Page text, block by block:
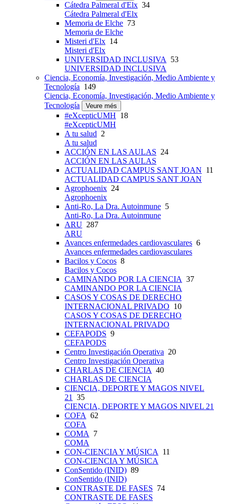
Cátedra Palmeral d'Elx 34
Cátedra Palmeral d'Elx
Memoria de Elche 73
Memoria de Elche
Misteri d'Elx 14
Misteri d'Elx
UNIVERSIDAD INCLUSIVA 53
UNIVERSIDAD INCLUSIVA
Ciencia, Economía, Investigación, Medio Ambiente y
Tecnología 149
Ciencia, Economía, Investigación, Medio Ambiente y
Tecnología
Veure més
#eXcepticUMH 18
#eXcepticUMH
A tu salud 2
A tu salud
ACCIÓN EN LAS AULAS 24
ACCIÓN EN LAS AULAS
ACTUALIDAD CAMPUS SANT JOAN 11
ACTUALIDAD CAMPUS SANT JOAN
Agrophoenix 24
Agrophoenix
Anti-Ro, La Dra. Autoinmune 5
Anti-Ro, La Dra. Autoinmune
ARU 287
ARU
Avances enfermedades cardiovasculares 6
Avances enfermedades cardiovasculares
Bacilos y Cocos 8
Bacilos y Cocos
CAMINANDO POR LA CIENCIA 37
CAMINANDO POR LA CIENCIA
CASOS Y COSAS DE DERECHO
INTERNACIONAL PRIVADO 10
CASOS Y COSAS DE DERECHO
INTERNACIONAL PRIVADO
CEFAPODS 9
CEFAPODS
Centro Investigación Operativa 20
Centro Investigación Operativa
CHARLAS DE CIENCIA 40
CHARLAS DE CIENCIA
CIENCIA, DEPORTE Y MAGOS NIVEL
21 35
CIENCIA, DEPORTE Y MAGOS NIVEL 21
COFA 62
COFA
COMA 7
COMA
CON-CIENCIA Y MÚSICA 11
CON-CIENCIA Y MÚSICA
ConSentido (INID) 89
ConSentido (INID)
CONTRASTE DE FASES 74
CONTRASTE DE FASES